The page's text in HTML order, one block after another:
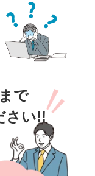
まで
さい!!